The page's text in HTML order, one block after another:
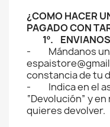
¿COMO HACER
PAGADO CON
1º.
- Mándanos un
constancia de tu
- Indica en el
“Devolución” y
quieres devolver.